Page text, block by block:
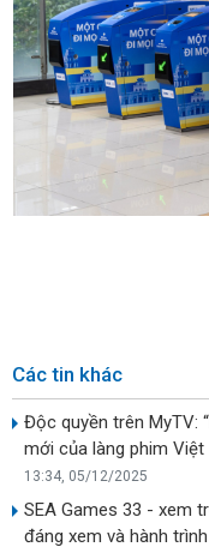
Các tin khác
Độc quyền trên MyTV:
mới của làng phim Việt
13:34, 05/12/2025
SEA Games 33 - xem
đáng xem và hành